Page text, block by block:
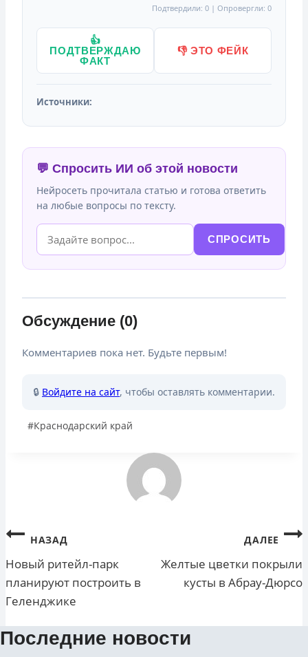
Подтвердили: 0 | Опровергли: 0
👍
ПОДТВЕРЖДАЮ
ФАКТ
👎 ЭТО ФЕЙК
Источники:
💬 Спросить ИИ об этой новости
Нейросеть прочитала статью и готова ответить
на любые вопросы по тексту.
СПРОСИТЬ
Обсуждение (0)
Комментариев пока нет. Будьте первым!
🔒 Войдите на сайт, чтобы оставлять комментарии.
Метки
#Краснодарский край
Навигация
по
записям
НАЗАД
Новый ритейл-парк
планируют построить в
Геленджике
ДАЛЕЕ
Желтые цветки покрыли
кусты в Абрау-Дюрсо
Последние новости